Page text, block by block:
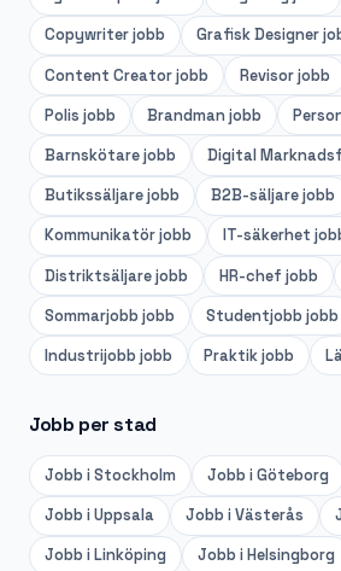
Copywriterjobb Grafisk Designer
Content Creatorjobb Revisorjobb
Polis jobb Brandman jobb
Barnskötarejobb Digital
Butikssäljarejobb B2B-säljarejobb
Kommunikatörjobb IT-säkerhet
Distriktsäljarejobb HR-chef jobb
Sommarjobb jobb Studentjobb jobb
Industrijobb jobb Praktikjobb
Jobb per stad
Jobb iStockholm Jobb iGöteborg
Jobb iUppsala Jobb iVästerås
Jobb iLinköping Jobb iHelsingborg